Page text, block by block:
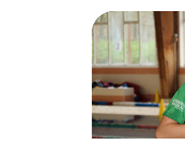
ARGAZKIAK | FOTOS